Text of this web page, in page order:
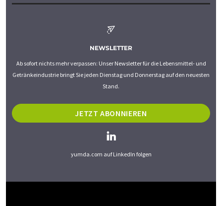
NEWSLETTER
Ab sofort nichts mehr verpassen: Unser Newsletter für die Lebensmittel- und
Getränkeindustrie bringt Sie jeden Dienstag und Donnerstag auf den neuesten
Stand.
JETZT ABONNIEREN
yumda.com auf LinkedIn folgen